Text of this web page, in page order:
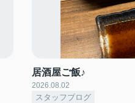
居酒屋ご飯♪
2026.08.02
スタッフブログ